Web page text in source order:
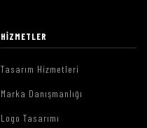
HIZMETLER
Tasarım Hizmetleri
Marka Danışmanlığı
Logo Tasarımı